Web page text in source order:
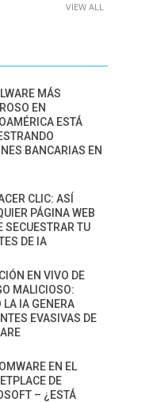
VIEW ALL
MÁS
EN
ESTÁ
BANCARIAS EN
CLIC: ASÍ
PÁGINA WEB
SECUESTRAR TU
DE IA
EN VIVO DE
MALICIOSO:
LA IA GENERA
EVASIVAS DE
EN EL
DE
– ¿ESTÁ